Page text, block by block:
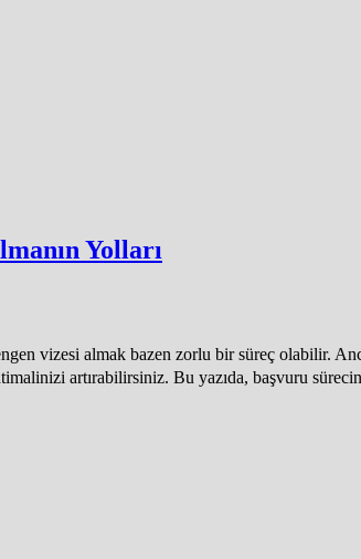
Yolları
vizesi almak bazen zorlu bir süreç olabilir.
artırabilirsiniz. Bu yazıda, başvuru